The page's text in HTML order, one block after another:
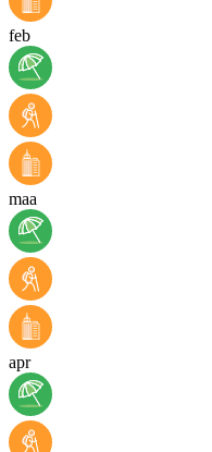
feb
maa
apr